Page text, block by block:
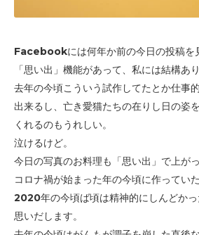
Facebookには何年か前の今日の投稿を
「思い出」機能があって、 私には結構あ
去年の今頃こういう試作してたとか仕事
出来るし、亡き愛猫たちの在りし日の姿
くれるのもうれしい。
泣けるけど。
今日の写真のお料理も「思い出」で上が
コロナ禍が始まった年の今頃に作っていた
2020年の今頃ば頃は精神的にしんどかっ
思いだします。